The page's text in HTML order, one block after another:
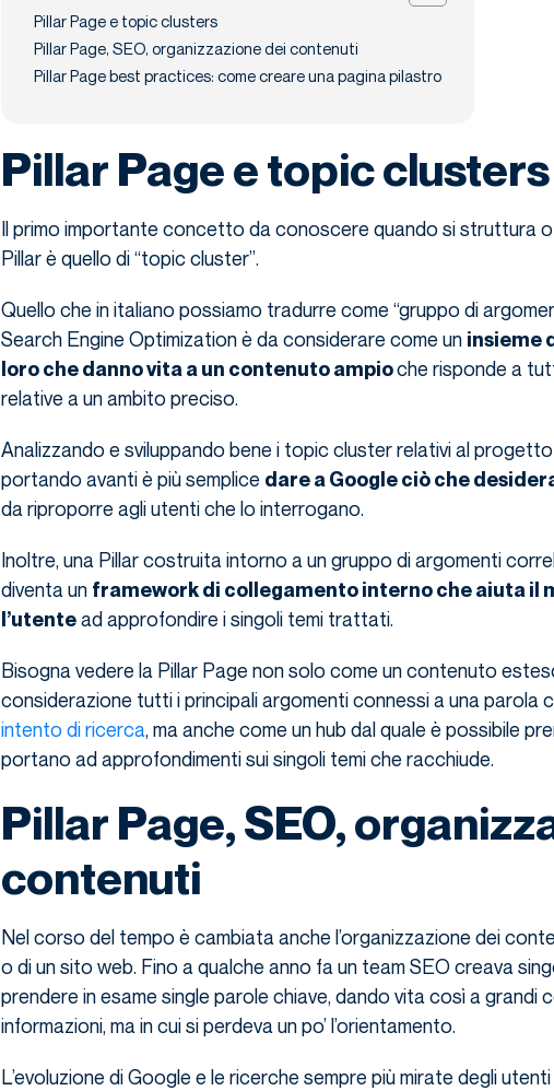
Pillar Page e topic clusters
Pillar Page, SEO, organizzazione dei contenuti
Pillar Page best practices: come creare una pagina pilastro
Pillar Page e topic clusters
Il primo importante concetto da conoscere quando si struttura o
Pillar è quello di “topic cluster”.
Quello che in italiano possiamo tradurre come “gruppo di
Search Engine Optimization è da considerare come un insieme
loro che danno vita a un contenuto ampioche risponde a
relative a un ambito preciso.
Analizzando e sviluppando bene i topic cluster relativi al
portando avanti è più semplice dare a Google ciò che
da riproporre agli utenti che lo interrogano.
Inoltre, una Pillar costruita intorno a un gruppo di argomenti
diventa un framework di collegamento interno che aiuta il
l’utentead approfondire i singoli temi trattati.
Bisogna vedere la Pillar Page non solo come un contenuto
considerazione tutti i principali argomenti connessi a una parola
intento di ricerca, ma anche come un hub dal quale è possibile
portano ad approfondimenti sui singoli temi che racchiude.
Pillar Page, SEO,
contenuti
Nel corso del tempo è cambiata anche l’organizzazione dei
o di un sito web. Fino a qualche anno fa un team SEO creava
prendere in esame single parole chiave, dando vita così a grandi
informazioni, ma in cui si perdeva un po’ l’orientamento.
L’evoluzione di Google e le ricerche sempre più mirate degli